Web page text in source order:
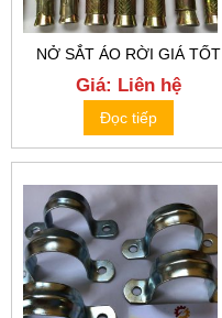
NỞ SẮT ÁO RỜI GIÁ TỐT
Giá: Liên hệ
Đọc tiếp